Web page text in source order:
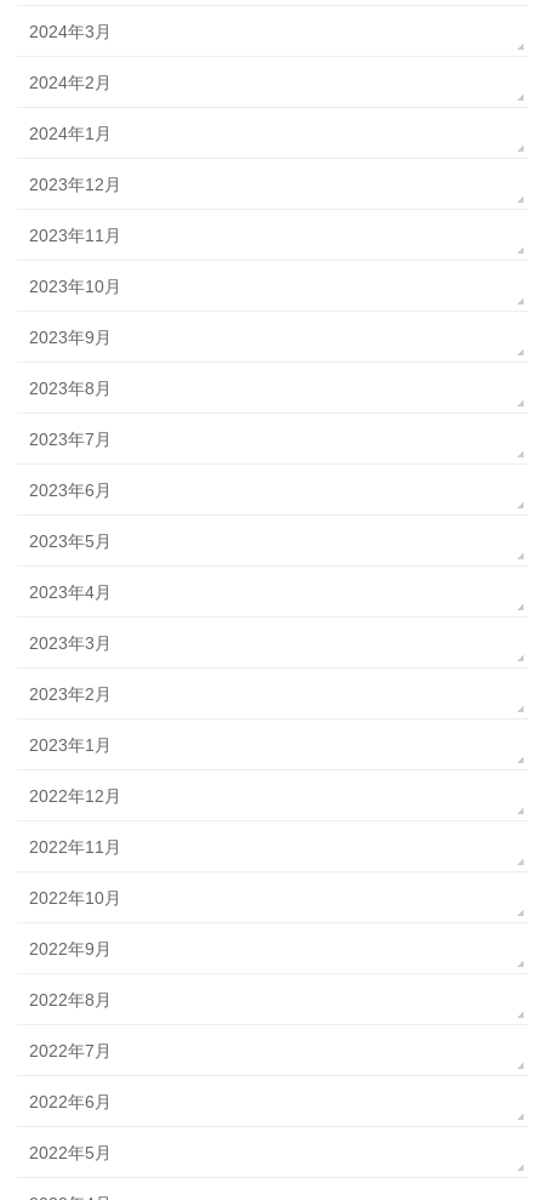
2024年3月
2024年2月
2024年1月
2023年12月
2023年11月
2023年10月
2023年9月
2023年8月
2023年7月
2023年6月
2023年5月
2023年4月
2023年3月
2023年2月
2023年1月
2022年12月
2022年11月
2022年10月
2022年9月
2022年8月
2022年7月
2022年6月
2022年5月